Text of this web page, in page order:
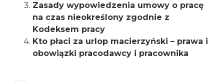
Zasady wypowiedzenia umowy o pracę
na czas nieokreślony zgodnie z
Kodeksem pracy
Kto płaci za urlop macierzyński – prawa i
obowiązki pracodawcy i pracownika